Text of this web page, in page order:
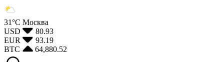
31°С Москва
USD
80.93
EUR
93.19
BTC
64,880.52